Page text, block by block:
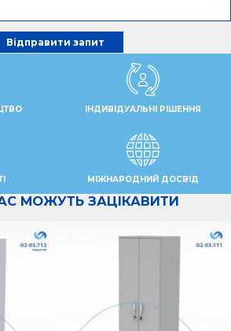
ІНДИВІДУАЛЬНІ РІШЕННЯ
МІЖНАРОДНИЙ ДОСВІД
МОЖУТЬ ЗАЦІКАВИТИ